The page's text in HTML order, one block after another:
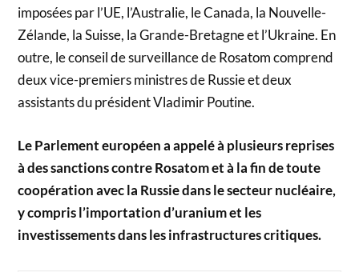
imposées par l’UE, l’Australie, le Canada, la Nouvelle-
Zélande, la Suisse, la Grande-Bretagne et l’Ukraine. En
outre, le conseil de surveillance de Rosatom comprend
deux vice-premiers ministres de Russie et deux
assistants du président Vladimir Poutine.
Le Parlement européen a appelé à plusieurs reprises
à des sanctions contre Rosatom et à la fin de toute
coopération avec la Russie dans le secteur nucléaire,
y compris l’importation d’uranium et les
investissements dans les infrastructures critiques.